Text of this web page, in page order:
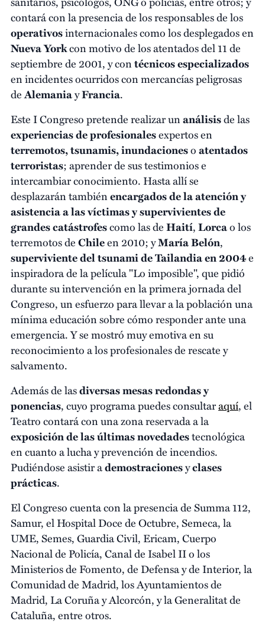
contará con la presencia de los responsables de los
operativosinternacionales como los desplegados en
Nueva Yorkcon motivo de los atentados del 11 de
septiembre de 2001, y contécnicos especializados
en incidentes ocurridos con mercancías peligrosas
deAlemaniayFrancia.
Este I Congreso pretende realizar unanálisisde las
experiencias de profesionalesexpertos en
terremotos, tsunamis, inundacionesoatentados
terroristas; aprender de sus testimonios e
intercambiar conocimiento. Hasta allí se
desplazarán tambiénencargados de la atención y
asistencia a las víctimas y supervivientes de
grandes catástrofescomo las deHaití,Lorcao los
terremotos deChileen 2010; yMaría Belón,
superviviente del tsunami de Tailandia en 2004e
inspiradora de la película "Lo imposible", que pidió
durante su intervención en la primera jornada del
Congreso, un esfuerzo para llevar a la población una
mínima educación sobre cómo responder ante una
emergencia. Y se mostró muy emotiva en su
reconocimiento a los profesionales de rescate y
salvamento.
Además de lasdiversas mesas redondas y
ponencias, cuyo programa puedes consultaraquí, el
Teatro contará con una zona reservada a la
exposición de las últimas novedadestecnológica
en cuanto a lucha y prevención de incendios.
Pudiéndose asistir ademostracionesyclases
prácticas.
El Congreso cuenta con la presencia de Summa 112,
Samur, el Hospital Doce de Octubre, Semeca, la
UME, Semes, Guardia Civil, Ericam, Cuerpo
Nacional de Policía, Canal de Isabel II o los
Ministerios de Fomento, de Defensa y de Interior, la
Comunidad de Madrid, los Ayuntamientos de
Madrid, La Coruña y Alcorcón, y la Generalitat de
Cataluña, entre otros.